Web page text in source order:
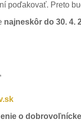
poďakovať. Preto
najneskôr do 30. 4.
o